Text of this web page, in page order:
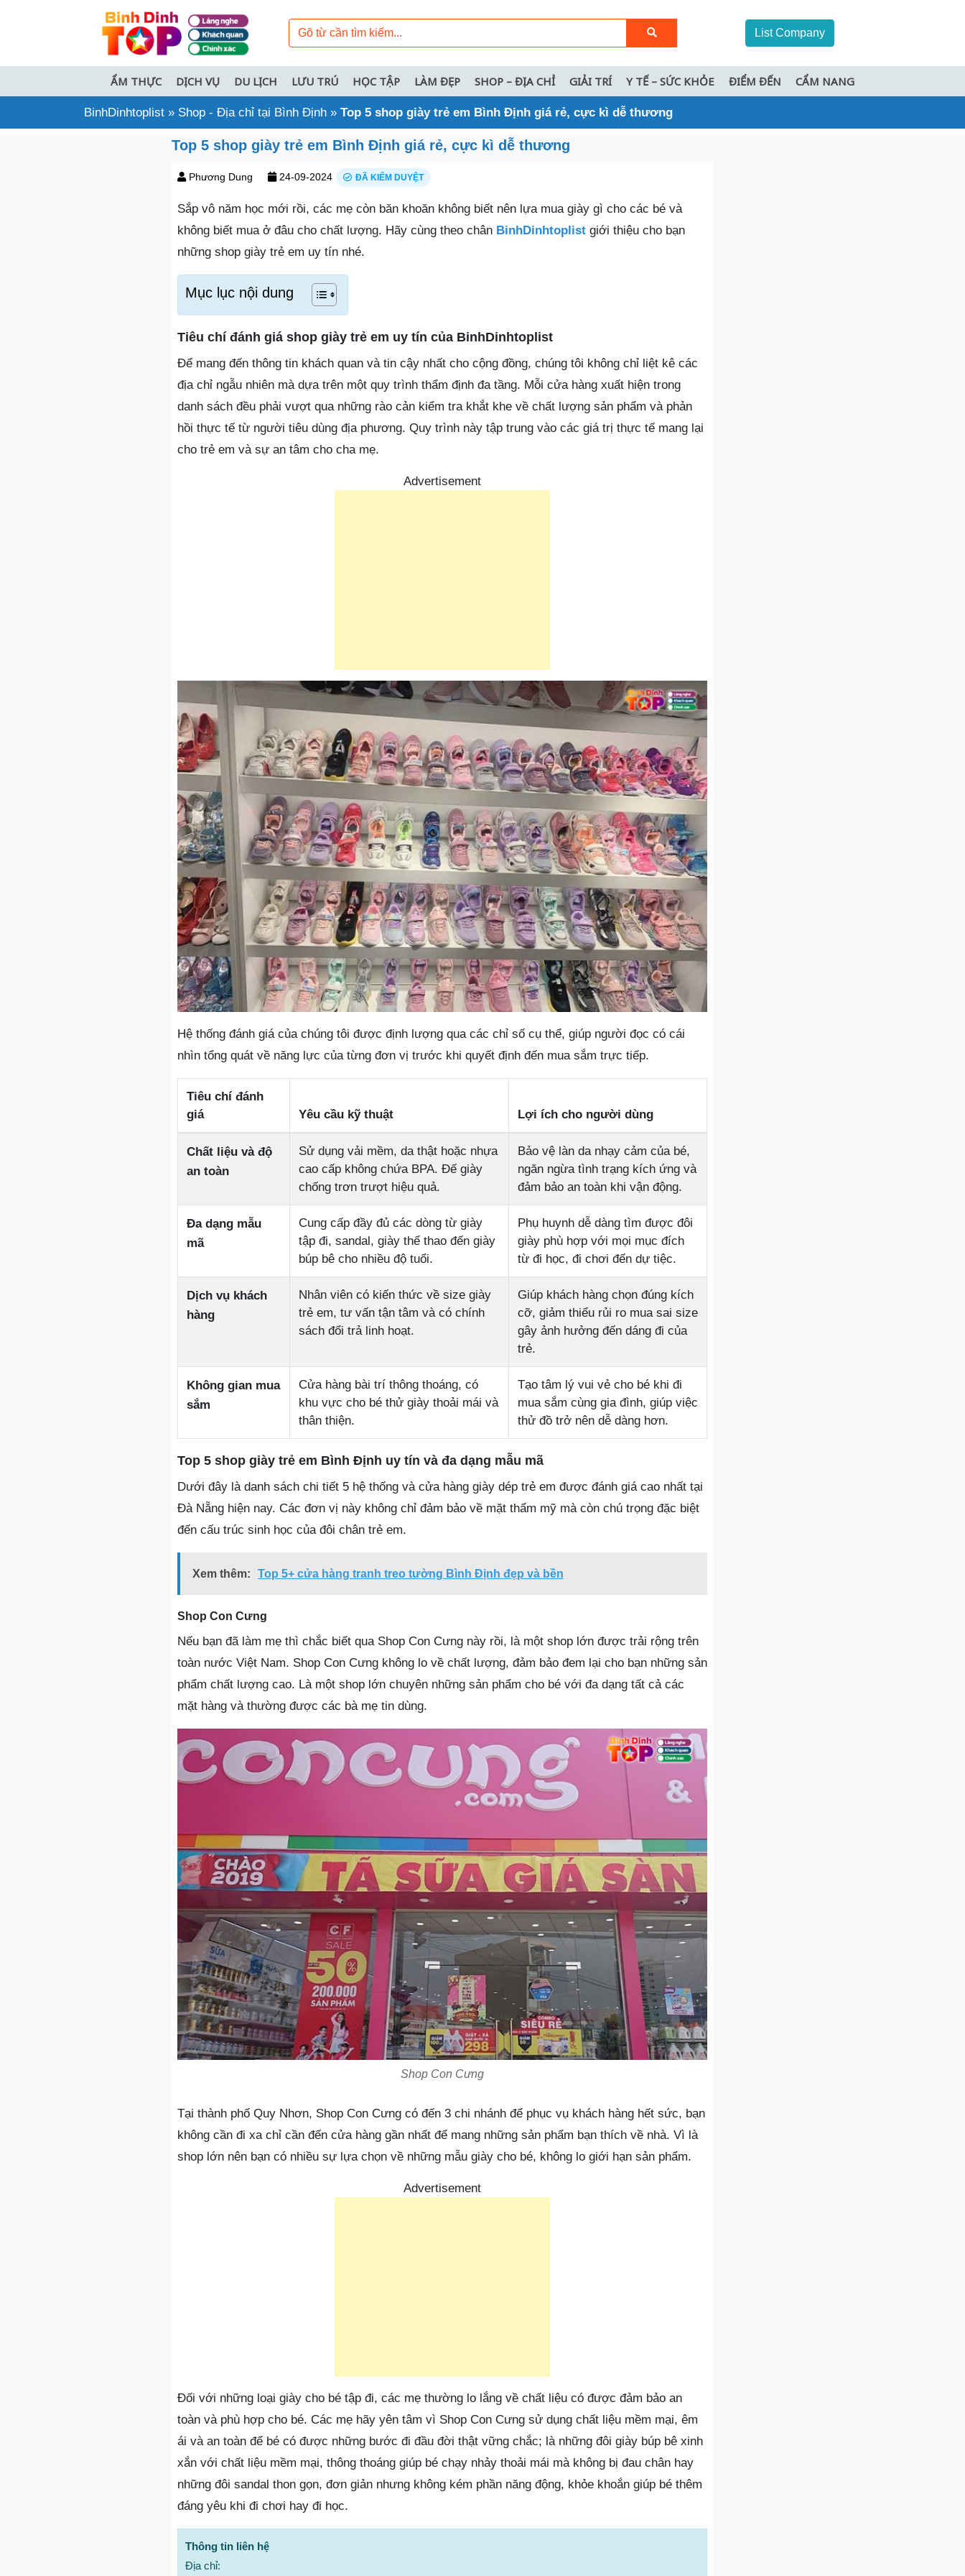
List Company
ẨM THỰC DỊCH VỤ DU LỊCH LƯU TRÚ HỌC TẬP LÀM ĐẸP SHOP – ĐỊA CHỈ GIẢI TRÍ Y TẾ – SỨC KHỎE ĐIỂM ĐẾN CẨM NANG
BinhDinhtoplist » Shop - Địa chỉ tại Bình Định » Top 5 shop giày trẻ em Bình Định giá rẻ, cực kì dễ thương
Top 5 shop giày trẻ em Bình Định giá rẻ, cực kì dễ thương
Phương Dung 24-09-2024 ĐÃ KIỂM DUYỆT
Sắp vô năm học mới rồi, các mẹ còn băn khoăn không biết nên lựa mua giày gì cho các bé và
không biết mua ở đâu cho chất lượng. Hãy cùng theo chân BinhDinhtoplist giới thiệu cho bạn
những shop giày trẻ em uy tín nhé.
Mục lục nội dung
Tiêu chí đánh giá shop giày trẻ em uy tín của BinhDinhtoplist
Để mang đến thông tin khách quan và tin cậy nhất cho cộng đồng, chúng tôi không chỉ liệt kê các
địa chỉ ngẫu nhiên mà dựa trên một quy trình thẩm định đa tầng. Mỗi cửa hàng xuất hiện trong
danh sách đều phải vượt qua những rào cản kiểm tra khắt khe về chất lượng sản phẩm và phản
hồi thực tế từ người tiêu dùng địa phương. Quy trình này tập trung vào các giá trị thực tế mang lại
cho trẻ em và sự an tâm cho cha mẹ.
Advertisement
Hệ thống đánh giá của chúng tôi được định lượng qua các chỉ số cụ thể, giúp người đọc có cái
nhìn tổng quát về năng lực của từng đơn vị trước khi quyết định đến mua sắm trực tiếp.
Tiêu chí đánh
giá
Yêu cầu kỹ thuật Lợi ích cho người dùng
Chất liệu và độ
an toàn
Sử dụng vải mềm, da thật hoặc nhựa
cao cấp không chứa BPA. Đế giày
chống trơn trượt hiệu quả.
Bảo vệ làn da nhạy cảm của bé,
ngăn ngừa tình trạng kích ứng và
đảm bảo an toàn khi vận động.
Đa dạng mẫu
mã
Cung cấp đầy đủ các dòng từ giày
tập đi, sandal, giày thể thao đến giày
búp bê cho nhiều độ tuổi.
Phụ huynh dễ dàng tìm được đôi
giày phù hợp với mọi mục đích
từ đi học, đi chơi đến dự tiệc.
Dịch vụ khách
hàng
Nhân viên có kiến thức về size giày
trẻ em, tư vấn tận tâm và có chính
sách đổi trả linh hoạt.
Giúp khách hàng chọn đúng kích
cỡ, giảm thiểu rủi ro mua sai size
gây ảnh hưởng đến dáng đi của
trẻ.
Không gian mua
sắm
Cửa hàng bài trí thông thoáng, có
khu vực cho bé thử giày thoải mái và
thân thiện.
Tạo tâm lý vui vẻ cho bé khi đi
mua sắm cùng gia đình, giúp việc
thử đồ trở nên dễ dàng hơn.
Top 5 shop giày trẻ em Bình Định uy tín và đa dạng mẫu mã
Dưới đây là danh sách chi tiết 5 hệ thống và cửa hàng giày dép trẻ em được đánh giá cao nhất tại
Đà Nẵng hiện nay. Các đơn vị này không chỉ đảm bảo về mặt thẩm mỹ mà còn chú trọng đặc biệt
đến cấu trúc sinh học của đôi chân trẻ em.
Xem thêm: Top 5+ cửa hàng tranh treo tường Bình Định đẹp và bền
Shop Con Cưng
Nếu bạn đã làm mẹ thì chắc biết qua Shop Con Cưng này rồi, là một shop lớn được trải rộng trên
toàn nước Việt Nam. Shop Con Cưng không lo về chất lượng, đảm bảo đem lại cho bạn những sản
phẩm chất lượng cao. Là một shop lớn chuyên những sản phẩm cho bé với đa dạng tất cả các
mặt hàng và thường được các bà mẹ tin dùng.
Shop Con Cưng
Tại thành phố Quy Nhơn, Shop Con Cưng có đến 3 chi nhánh để phục vụ khách hàng hết sức, bạn
không cần đi xa chỉ cần đến cửa hàng gần nhất để mang những sản phẩm bạn thích về nhà. Vì là
shop lớn nên bạn có nhiều sự lựa chọn về những mẫu giày cho bé, không lo giới hạn sản phẩm.
Advertisement
Đối với những loại giày cho bé tập đi, các mẹ thường lo lắng về chất liệu có được đảm bảo an
toàn và phù hợp cho bé. Các mẹ hãy yên tâm vì Shop Con Cưng sử dụng chất liệu mềm mại, êm
ái và an toàn để bé có được những bước đi đầu đời thật vững chắc; là những đôi giày búp bê xinh
xắn với chất liệu mềm mại, thông thoáng giúp bé chạy nhảy thoải mái mà không bị đau chân hay
những đôi sandal thon gọn, đơn giản nhưng không kém phần năng động, khỏe khoắn giúp bé thêm
đáng yêu khi đi chơi hay đi học.
Thông tin liên hệ
Địa chỉ: